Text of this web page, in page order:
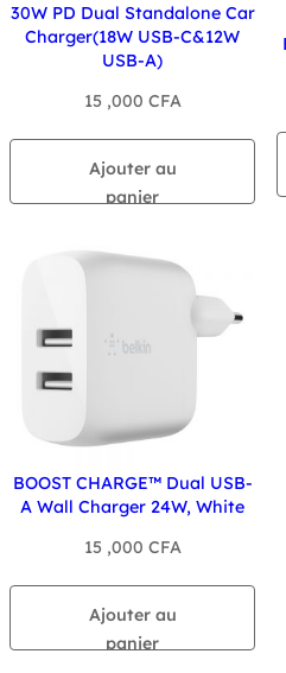
30W PD Dual Standalone Car
Charger(18W USB-C&12W
USB-A)
15 ,000 CFA
Ajouter au
panier
BOOST CHARGE™ Dual USB-
A Wall Charger 24W, White
15 ,000 CFA
Ajouter au
panier